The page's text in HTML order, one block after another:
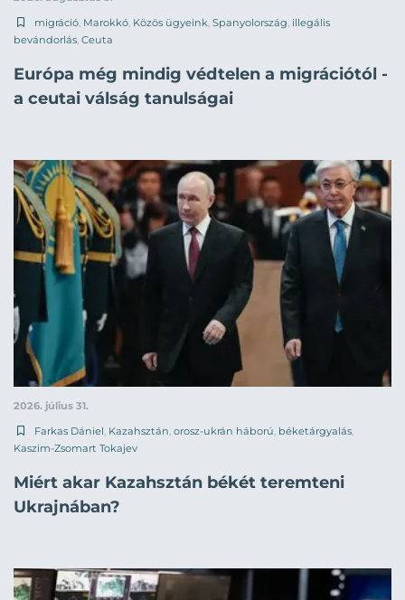
migráció Marokkó Közös ügyeink Spanyolország illegális
bevándorlás Ceuta
Európa még mindig védtelen a migrációtól -
a ceutai válság tanulságai
2026. július 31.
Farkas Dániel, Kazahsztán, orosz-ukrán háború, béketárgyalás,
Kaszim-Zsomart Tokajev
Miért akar Kazahsztán békét teremteni
Ukrajnában?